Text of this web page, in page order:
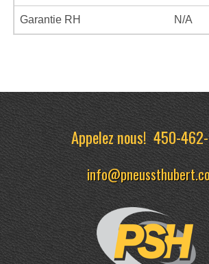
Garantie RH N/A
Appelez nous!450-